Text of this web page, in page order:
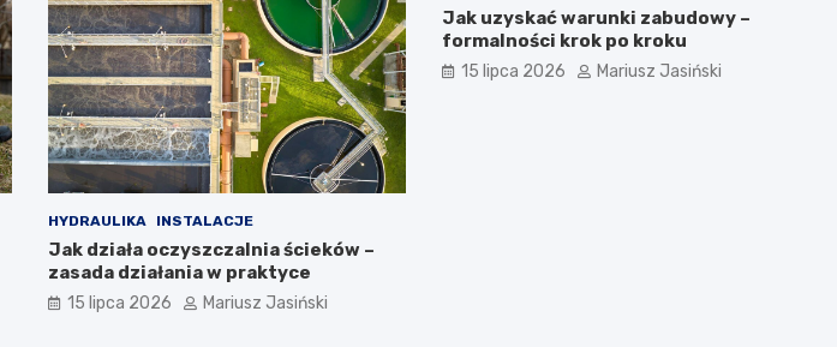
HYDRAULIKA INSTALACJE
Jak działa oczyszczalnia ścieków –
zasada działania w praktyce
15 lipca 2026 Mariusz Jasiński
Jak uzyskać warunki zabudowy –
formalności krok po kroku
15 lipca 2026 Mariusz Jasiński